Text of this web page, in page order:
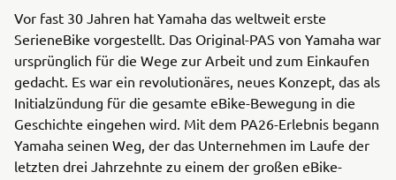
Vor fast 30 Jahren hat Yamaha das weltweit erste
SerieneBike vorgestellt. Das Original-PAS von Yamaha war
ursprünglich für die Wege zur Arbeit und zum Einkaufen
gedacht. Es war ein revolutionäres, neues Konzept, das als
Initialzündung für die gesamte eBike-Bewegung in die
Geschichte eingehen wird. Mit dem PA26-Erlebnis begann
Yamaha seinen Weg, der das Unternehmen im Laufe der
letzten drei Jahrzehnte zu einem der großen eBike-